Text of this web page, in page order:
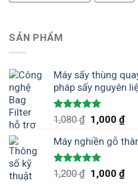
SẢN PHẨM
Máy sấy thùng
pháp sấy nguyên
Được xếp
hạng
5.00
5 sao
1,080₫ Giá
là:
1,080 ₫.
1,000₫Giá
tại
Máy nghiền gỗ
Được xếp
hạng
5.00
1,200₫ Giá
1,000₫Giá